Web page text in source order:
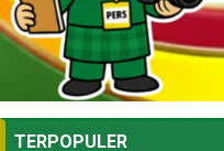
TERPOPULER